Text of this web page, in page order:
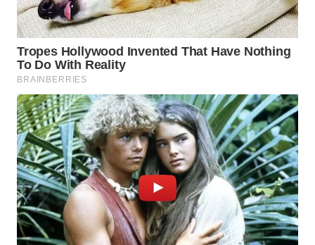
WAHANA
WAHANA
UMKM
WAHANA
SELEB
WAHANA
PERSONA
WAHANA